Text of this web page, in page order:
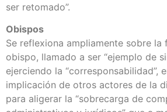
ser retomado”.
Obispos
Se reflexiona ampliamente sobre la
obispo, llamado a ser “ejemplo de
ejerciendo la “corresponsabilidad”,
implicación de otros actores de la
para aligerar la “sobrecarga de